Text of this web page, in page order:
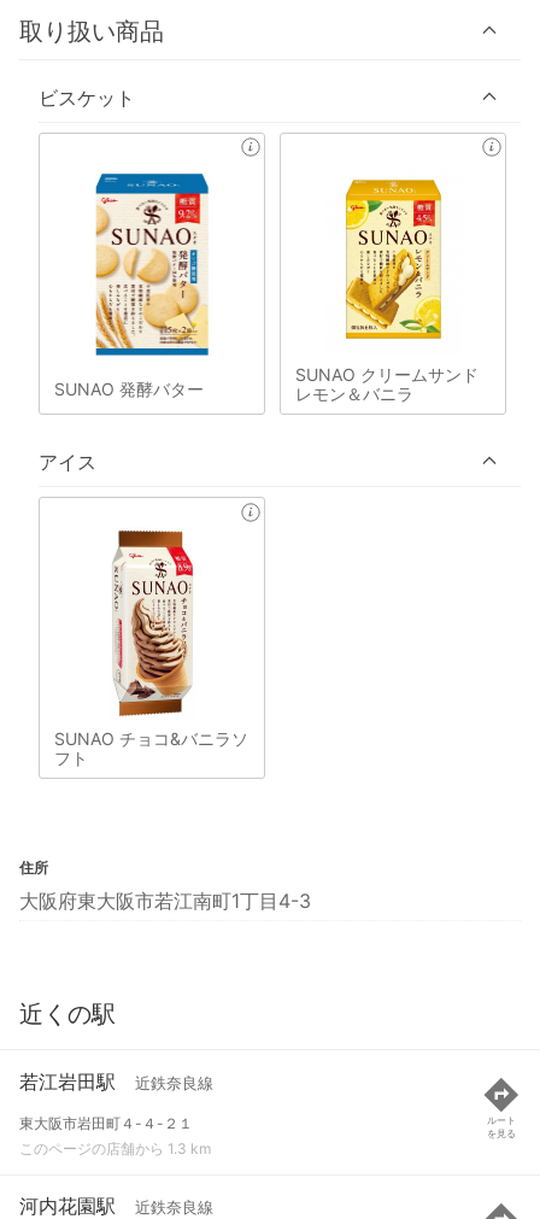
取り扱い商品
ビスケット
SUNAO 発酵バター
SUNAO クリームサンド
レモン＆バニラ
アイス
SUNAO チョコ&バニラソ
フト
住所
大阪府東大阪市若江南町1丁目4-3
近くの駅
若江岩田駅 近鉄奈良線
東大阪市岩田町４-４-２１
このページの店舗から 1.3 km
ルート
を見る
河内花園駅 近鉄奈良線